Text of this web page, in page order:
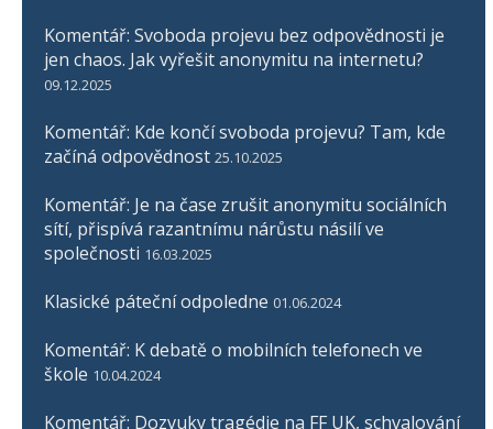
Komentář: Svoboda projevu bez odpovědnosti je
jen chaos. Jak vyřešit anonymitu na internetu?
09.12.2025
Komentář: Kde končí svoboda projevu? Tam, kde
začíná odpovědnost 25.10.2025
Komentář: Je na čase zrušit anonymitu sociálních
sítí, přispívá razantnímu nárůstu násilí ve
společnosti 16.03.2025
Klasické páteční odpoledne 01.06.2024
Komentář: K debatě o mobilních telefonech ve
škole 10.04.2024
Komentář: Dozvuky tragédie na FF UK, schvalování